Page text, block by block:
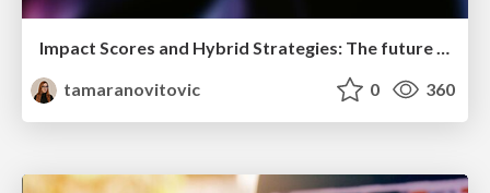
tamaranovitovic
0 360